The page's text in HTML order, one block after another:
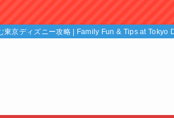
東京ディズニー攻略 | Family Fun & Tips at Tokyo